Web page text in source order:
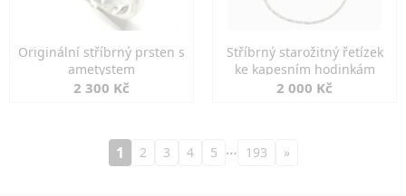
Originální stříbrný prsten s
ametystem
2 300 Kč
Stříbrný starožitný řetízek
ke kapesním hodinkám
2 000 Kč
1 2 3 4 5 … 193 »